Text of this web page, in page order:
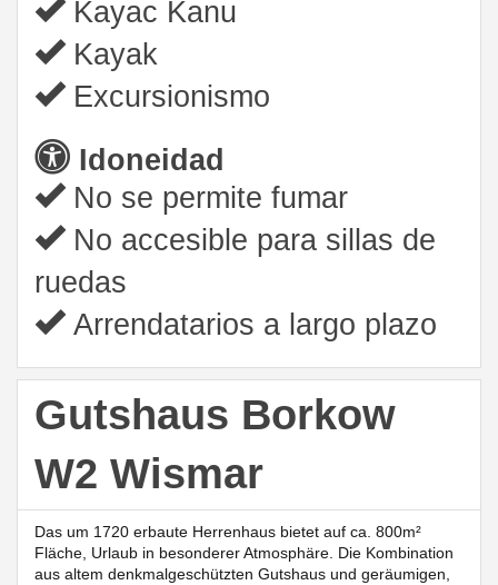
Kayac Kanu
Kayak
Excursionismo
Idoneidad
No se permite fumar
No accesible para sillas de
ruedas
Arrendatarios a largo plazo
Gutshaus Borkow
W2 Wismar
Das um 1720 erbaute Herrenhaus bietet auf ca. 800m²
Fläche, Urlaub in besonderer Atmosphäre. Die Kombination
aus altem denkmalgeschützten Gutshaus und geräumigen,